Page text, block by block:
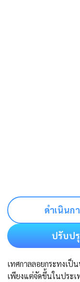
ดำเนินก
ปรับป
เทศกาลลอยกระทงเ
เพียงแต่จัดขึ้นในประเ